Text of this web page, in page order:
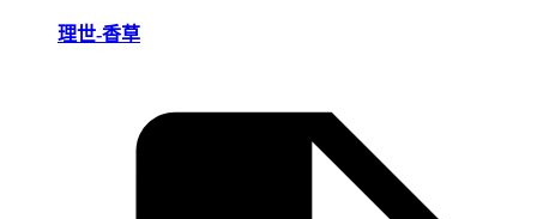
理世-香草